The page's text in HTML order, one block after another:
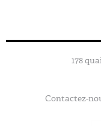
178
Contactez-